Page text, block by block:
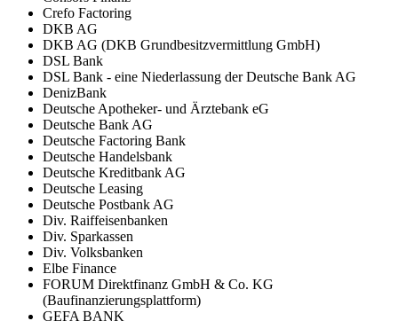
Crefo Factoring
DKB AG
DKB AG (DKB Grundbesitzvermittlung GmbH)
DSL Bank
DSL Bank - eine Niederlassung der Deutsche Bank AG
DenizBank
Deutsche Apotheker- und Ärztebank eG
Deutsche Bank AG
Deutsche Factoring Bank
Deutsche Handelsbank
Deutsche Kreditbank AG
Deutsche Leasing
Deutsche Postbank AG
Div. Raiffeisenbanken
Div. Sparkassen
Div. Volksbanken
Elbe Finance
FORUM Direktfinanz GmbH & Co. KG
(Baufinanzierungsplattform)
GEFA BANK